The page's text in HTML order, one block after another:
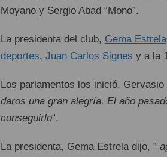
Moyano y Sergio Abad “Mono”.
La presidenta del club, Gema Estrela
deportes, Juan Carlos Signes y a la
Los parlamentos los inició, Gervasio
daros una gran alegría. El año
conseguirlo“.
La presidenta, Gema Estrela dijo, ”